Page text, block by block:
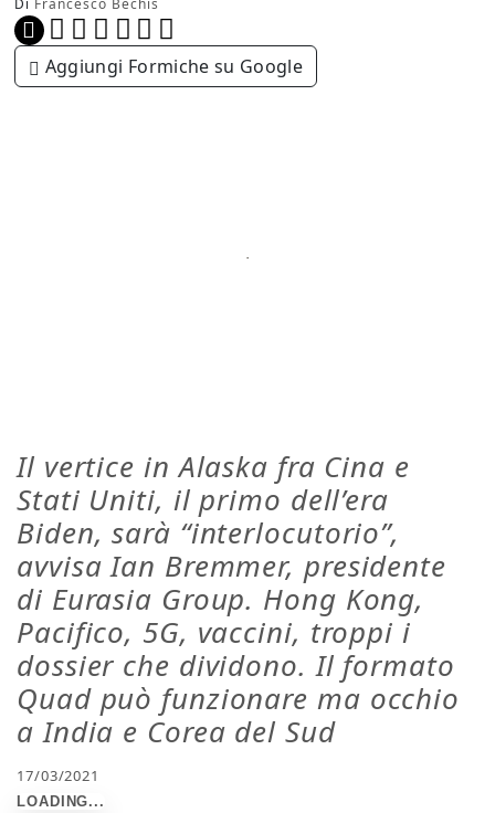
Di Francesco Bechis
Aggiungi Formiche su Google
Il vertice in Alaska fra Cina e
Stati Uniti, il primo dell’era
Biden, sarà “interlocutorio”,
avvisa Ian Bremmer, presidente
di Eurasia Group. Hong Kong,
Pacifico, 5G, vaccini, troppi i
dossier che dividono. Il formato
Quad può funzionare ma occhio
a India e Corea del Sud
17/03/2021